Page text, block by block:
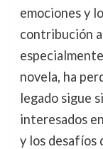
emociones y
contribución
novela, ha
legado sigue
interesados
y los desafíos